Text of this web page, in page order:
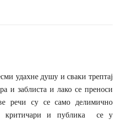
удахне душу и сваки трептај
и заблиста и лако се преноси
речи су се само делимично
критичари и публика се у